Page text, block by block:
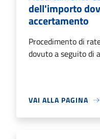
dell'importo
accertamento
Procedimento di
dovuto a seguito di
VAI ALLA PAGINA